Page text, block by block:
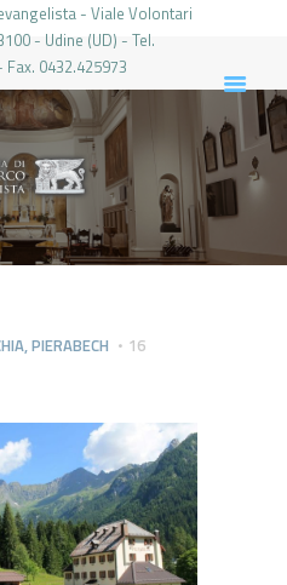
- Viale Volontari
- Udine (UD) - Tel.
0432.425973
MARCO UDINE
,PIERABECH
16